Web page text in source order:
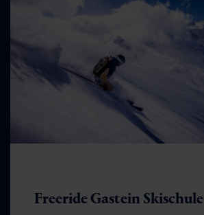
Freeride Gastein Skischule